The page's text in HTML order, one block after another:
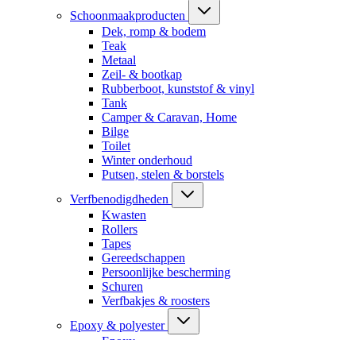
Schoonmaakproducten
Dek, romp & bodem
Teak
Metaal
Zeil- & bootkap
Rubberboot, kunststof & vinyl
Tank
Camper & Caravan, Home
Bilge
Toilet
Winter onderhoud
Putsen, stelen & borstels
Verfbenodigdheden
Kwasten
Rollers
Tapes
Gereedschappen
Persoonlijke bescherming
Schuren
Verfbakjes & roosters
Epoxy & polyester